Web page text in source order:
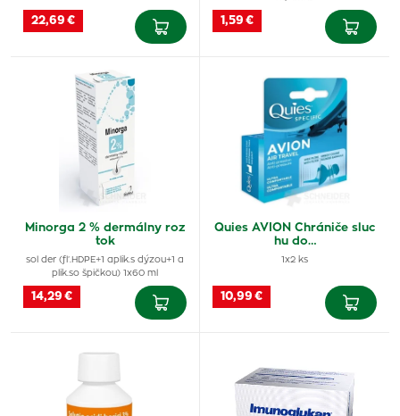
22,69 € 1,59 €
Minorga 2 % dermálny roz
tok
sol der (fľ.HDPE+1 aplik.s dýzou+1 a
plik.so špičkou) 1x60 ml
14,29 €
Quies AVION Chrániče sluc
hu do…
1x2 ks
10,99 €